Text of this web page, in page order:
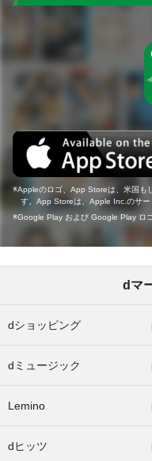
Appleのロゴ、App Storeは、米国も
す。App Storeは、Apple Inc.のサー
Google Play および Google Play ロ
dマ
dショッピング
dミュージック
Lemino
dヒッツ